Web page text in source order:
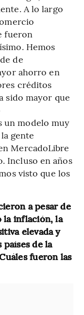
A lo largo
fueron
Hemos
de
ahorro en
créditos
sido mayor que
un modelo muy
gente
MercadoLibre
Incluso en años
visto que los
a pesar de
la inflación, la
elevada y
de la
fueron las